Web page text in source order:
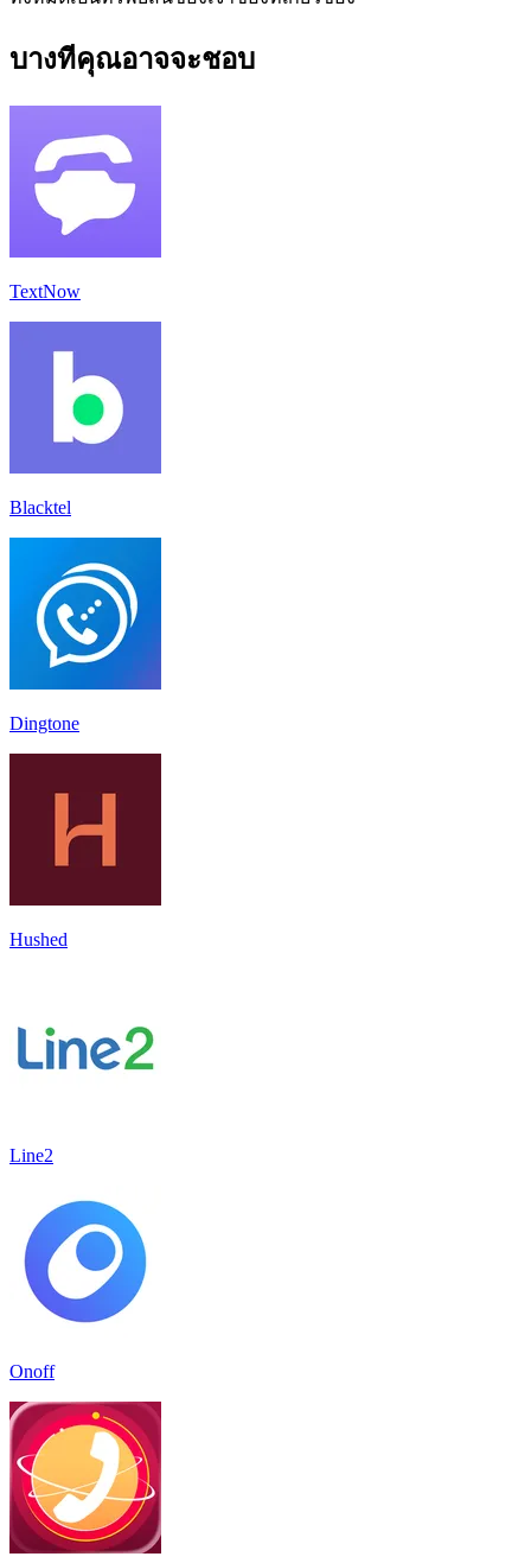
บางทีคุณอาจจะชอบ
TextNow
Blacktel
Dingtone
Hushed
Line2
Onoff